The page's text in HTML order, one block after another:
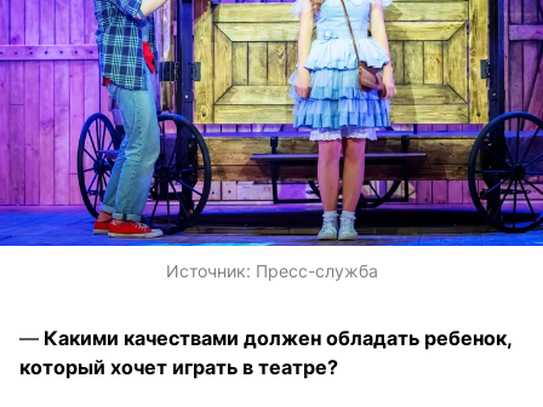
Источник: Пресс-служба
— Какими качествами должен обладать ребенок,
который хочет играть в театре?